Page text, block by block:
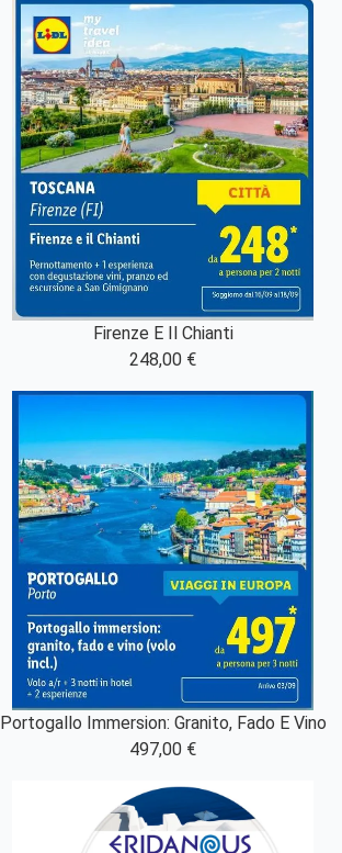
Firenze E Il Chianti
248,00 €
Portogallo Immersion: Granito, Fado E Vino
497,00 €